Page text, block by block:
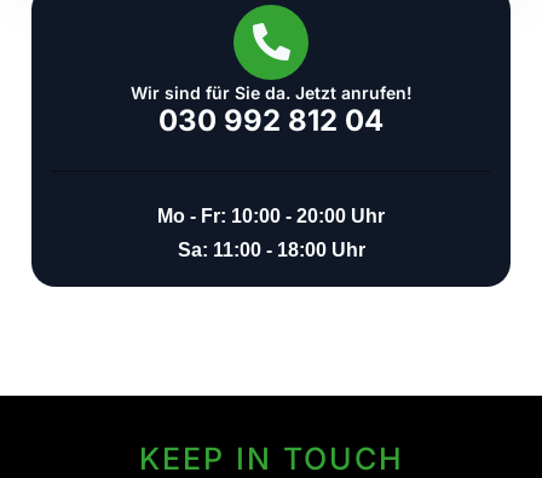
Wir sind für Sie da. Jetzt anrufen!
030 992 812 04
Mo - Fr: 10:00 - 20:00 Uhr
Sa: 11:00 - 18:00 Uhr
KEEP IN TOUCH